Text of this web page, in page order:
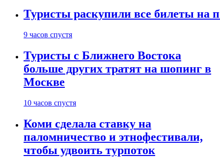
Туристы раскупили все билеты на
9 часов спустя
Туристы с Ближнего Востока
больше других тратят на шопинг в
Москве
10 часов спустя
Коми сделала ставку на
паломничество и этнофестивали,
чтобы удвоить турпоток